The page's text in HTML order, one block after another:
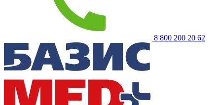
8 800 200 20 62